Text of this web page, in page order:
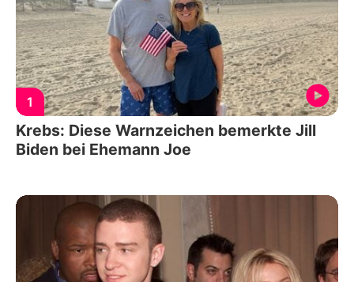
1
Krebs: Diese Warnzeichen bemerkte Jill
Biden bei Ehemann Joe